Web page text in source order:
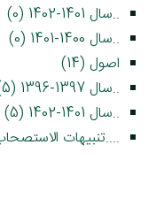
..سال 1401-1402 (0)
..سال 1400-1401 (0)
اصول (14)
..سال 1397-1396 (5)
..سال 1401-1402 (5)
....تنبیهات